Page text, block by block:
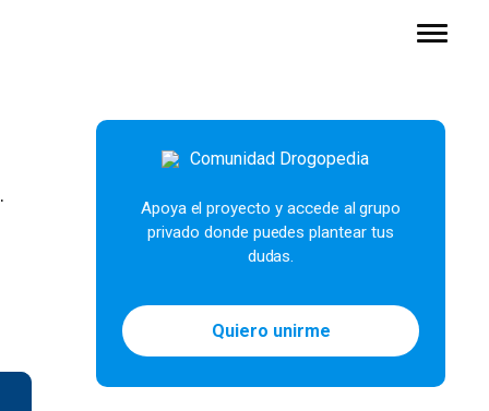
Apoya el proyecto y accede al grupo
privado donde puedes plantear tus
dudas.
Quiero unirme